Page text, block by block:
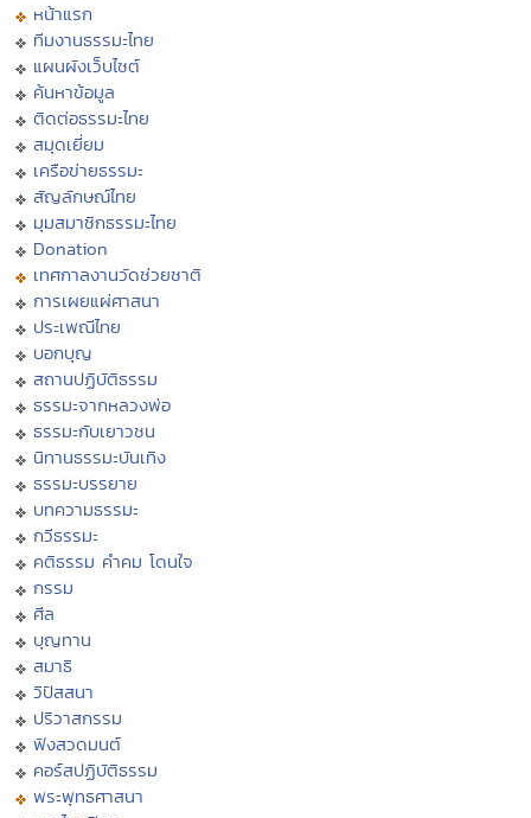
หน้าแรก
ทีมงานธรรมะไทย
แผนผังเว็บไซต์
ค้นหาข้อมูล
ติดต่อธรรมะไทย
สมุดเยี่ยม
เครือข่ายธรรมะ
สัญลักษณ์ไทย
มุมสมาชิกธรรมะไทย
Donation
เทศกาลงานวัดช่วยชาติ
การเผยแผ่ศาสนา
ประเพณีไทย
บอกบุญ
สถานปฏิบัติธรรม
ธรรมะจากหลวงพ่อ
ธรรมะกับเยาวชน
นิทานธรรมะบันเทิง
ธรรมะบรรยาย
บทความธรรมะ
กวีธรรมะ
คติธรรม คำคม โดนใจ
กรรม
ศีล
บุญทาน
สมาธิ
วิปัสสนา
ปริวาสกรรม
ฟังสวดมนต์
คอร์สปฏิบัติธรรม
พระพุทธศาสนา